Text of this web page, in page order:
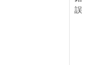
誤